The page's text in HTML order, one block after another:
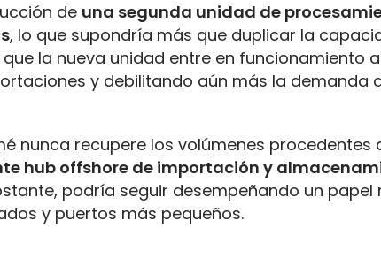
de una segunda unidad de
, lo que supondría más que duplicar la
la nueva unidad entre en funcionamiento
y debilitando aún más la demanda
nunca recupere los volúmenes procedentes
hub offshore de importación y
podría seguir desempeñando un papel
y puertos más pequeños.